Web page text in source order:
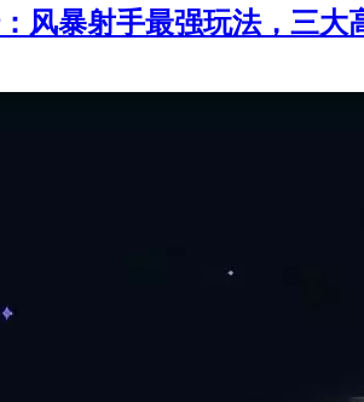
风暴射手最强玩法，三大